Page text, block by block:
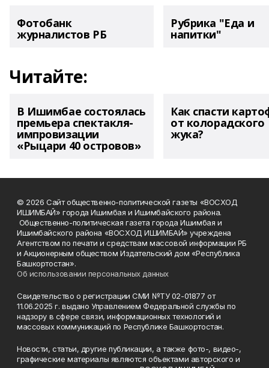
Фотобанк
журналистов РБ
Рубрика "Еда и
напитки"
Читайте:
В Ишимбае состоялась
премьера спектакля-
импровизации
«Рыцари 40 островов»
Как спасти
от колорадского
жука?
© 2026 Сайт общественно-политической газеты «ВОСХОД
ИШИМБАЙ» города Ишимбая и Ишимбайского района.
Общественно-политическая газета города Ишимбая и
Ишимбайского района «ВОСХОД ИШИМБАЙ» учреждена
Агентством по печати и средствам массовой информации РБ
и Акционерным обществом Издательский дом «Республика
Башкортостан».
Об использовании персональных данных
Свидетельство о регистрации СМИ №ТУ 02-01877 от
11.06.2025 г. выдано Управлением Федеральной службы по
надзору в сфере связи, информационных технологий и
массовых коммуникаций по Республике Башкортостан.
Новости, статьи, другие публикации, а также фото-, видео-,
графические материалы являются объектами авторского и